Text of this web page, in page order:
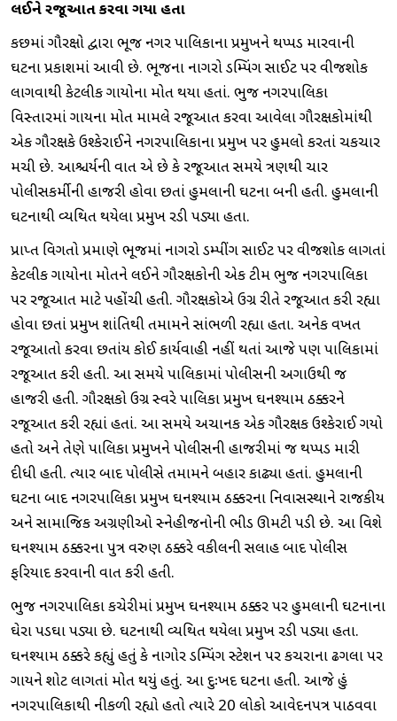
લઈને રજૂઆત કરવા ગયા હતા
કચ્છમાં ગૌરક્ષો દ્વારા ભૂજ નગર પાલિકાના પ્રમુખને થપ્પડ મારવાની
ઘટના પ્રકાશમાં આવી છે. ભૂજના નાગરો ડમ્પિંગ સાઈટ પર વીજશોક
લાગવાથી કેટલીક ગાયોના મોત થયા હતાં. ભુજ નગરપાલિકા
વિસ્તારમાં ગાયના મોત મામલે રજૂઆત કરવા આવેલા ગૌરક્ષકોમાંથી
એક ગૌરક્ષકે ઉશ્કેરાઈને નગરપાલિકાના પ્રમુખ પર હુમલો કરતાં ચકચાર
મચી છે. આશ્ચર્યની વાત એ છે કે રજૂઆત સમયે ત્રણથી ચાર
પોલીસકર્મીની હાજરી હોવા છતાં હુમલાની ઘટના બની હતી. હુમલાની
ઘટનાથી વ્યથિત થયેલા પ્રમુખ રડી પડ્યા હતા.
પ્રાપ્ત વિગતો પ્રમાણે ભૂજમાં નાગરો ડમ્પીંગ સાઈટ પર વીજશોક લાગતાં
કેટલીક ગાયોના મોતને લઈને ગૌરક્ષકોની એક ટીમ ભુજ નગરપાલિકા
પર રજૂઆત માટે પહોંચી હતી. ગૌરક્ષકોએ ઉગ્ર રીતે રજૂઆત કરી રહ્યા
હોવા છતાં પ્રમુખ શાંતિથી તમામને સાંભળી રહ્યા હતા. અનેક વખત
રજૂઆતો કરવા છતાંય કોઈ કાર્યવાહી નહીં થતાં આજે પણ પાલિકામાં
રજૂઆત કરી હતી. આ સમયે પાલિકામાં પોલીસની અગાઉથી જ
હાજરી હતી. ગૌરક્ષકો ઉગ્ર સ્વરે પાલિકા પ્રમુખ ઘનશ્યામ ઠક્કરને
રજૂઆત કરી રહ્યાં હતાં. આ સમયે અચાનક એક ગૌરક્ષક ઉશ્કેરાઈ ગયો
હતો અને તેણે પાલિકા પ્રમુખને પોલીસની હાજરીમાં જ થપ્પડ મારી
દીધી હતી. ત્યાર બાદ પોલીસે તમામને બહાર કાઢ્યા હતાં. હુમલાની
ઘટના બાદ નગરપાલિકા પ્રમુખ ઘનશ્યામ ઠક્કરના નિવાસસ્થાને રાજકીય
અને સામાજિક અગ્રણીઓ સ્નેહીજનોની ભીડ ઊમટી પડી છે. આ વિશે
ઘનશ્યામ ઠક્કરના પુત્ર વરુણ ઠક્કરે વકીલની સલાહ બાદ પોલીસ
ફરિયાદ કરવાની વાત કરી હતી.
ભુજ નગરપાલિકા કચેરીમાં પ્રમુખ ઘનશ્યામ ઠક્કર પર હુમલાની ઘટનાના
ઘેરા પડઘા પડ્યા છે. ઘટનાથી વ્યથિત થયેલા પ્રમુખ રડી પડ્યા હતા.
ઘનશ્યામ ઠક્કરે કહ્યું હતું કે નાગોર ડમ્પિંગ સ્ટેશન પર કચરાના ઢગલા પર
ગાયને શોટ લાગતાં મોત થયું હતું. આ દુઃખદ ઘટના હતી. આજે હું
નગરપાલિકાથી નીકળી રહ્યો હતો ત્યારે 20 લોકો આવેદનપત્ર પાઠવવા